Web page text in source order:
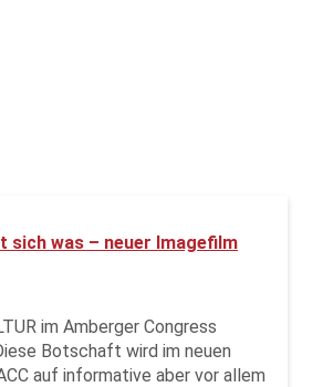
sich was – neuer Imagefilm
im Amberger Congress
Botschaft wird im neuen
auf informative aber vor allem